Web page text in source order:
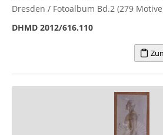
Dresden / Fotoalbum Bd.2 (279
DHMD 2012/616.110